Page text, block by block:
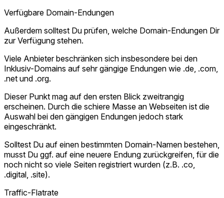
Verfügbare Domain-Endungen
Außerdem solltest Du prüfen, welche Domain-Endungen Dir
zur Verfügung stehen.
Viele Anbieter beschränken sich insbesondere bei den
Inklusiv-Domains auf sehr gängige Endungen wie .de, .com,
.net und .org.
Dieser Punkt mag auf den ersten Blick zweitrangig
erscheinen. Durch die schiere Masse an Webseiten ist die
Auswahl bei den gängigen Endungen jedoch stark
eingeschränkt.
Solltest Du auf einen bestimmten Domain-Namen bestehen,
musst Du ggf. auf eine neuere Endung zurückgreifen, für die
noch nicht so viele Seiten registriert wurden (z.B. .co,
.digital, .site).
Traffic-Flatrate